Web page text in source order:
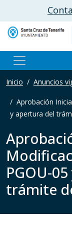
Pasar al
Inicio Anuncios
Aprobación
y apertura del
PGOU-
trámite